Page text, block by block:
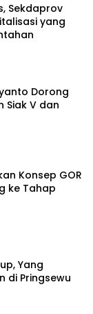
Sekdaprov
yang
Dorong
Siak V dan
Konsep GOR
ke Tahap
Yang
di Pringsewu